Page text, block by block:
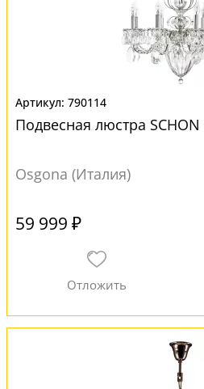
790114
Подвесная люстра
Osgona (Италия)
59 999 ₽